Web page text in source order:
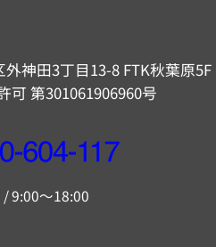
神田3丁目13-8 FTK秋葉原5F
可 第301061906960号
9:00～18:00